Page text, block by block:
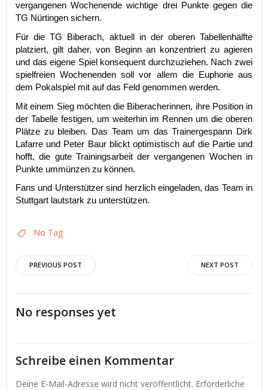
vergangenen Wochenende wichtige drei Punkte gegen die
TG Nürtingen sichern.
Für die TG Biberach, aktuell in der oberen Tabellenhälfte
platziert, gilt daher, von Beginn an konzentriert zu agieren
und das eigene Spiel konsequent durchzuziehen. Nach zwei
spielfreien Wochenenden soll vor allem die Euphorie aus
dem Pokalspiel mit auf das Feld genommen werden.
Mit einem Sieg möchten die Biberacherinnen, ihre Position in
der Tabelle festigen, um weiterhin im Rennen um die oberen
Plätze zu bleiben. Das Team um das Trainergespann Dirk
Lafarre und Peter Baur blickt optimistisch auf die Partie und
hofft, die gute Trainingsarbeit der vergangenen Wochen in
Punkte ummünzen zu können.
Fans und Unterstützer sind herzlich eingeladen, das Team in
Stuttgart lautstark zu unterstützen.
No Tag
Post
navigation
PREVIOUS POST
navigation
NEXT POST
No responses yet
Schreibe einen Kommentar
Deine E-Mail-Adresse wird nicht veröffentlicht. Erforderliche